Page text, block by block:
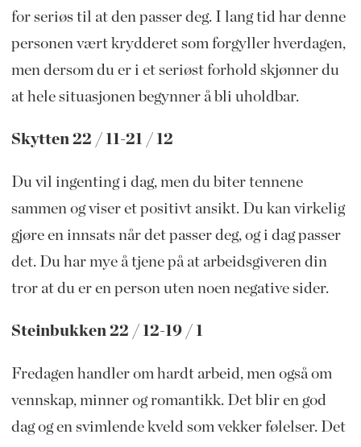
for seriøs til at den passer deg. I lang tid har denne
personen vært krydderet som forgyller hverdagen,
men dersom du er i et seriøst forhold skjønner du
at hele situasjonen begynner å bli uholdbar.
Skytten 22 / 11-21 / 12
Du vil ingenting i dag, men du biter tennene
sammen og viser et positivt ansikt. Du kan virkelig
gjøre en innsats når det passer deg, og i dag passer
det. Du har mye å tjene på at arbeidsgiveren din
tror at du er en person uten noen negative sider.
Steinbukken 22 / 12-19 / 1
Fredagen ​​handler om hardt arbeid, men også om
vennskap, minner og romantikk. Det blir en god
dag og en svimlende kveld som vekker følelser. Det